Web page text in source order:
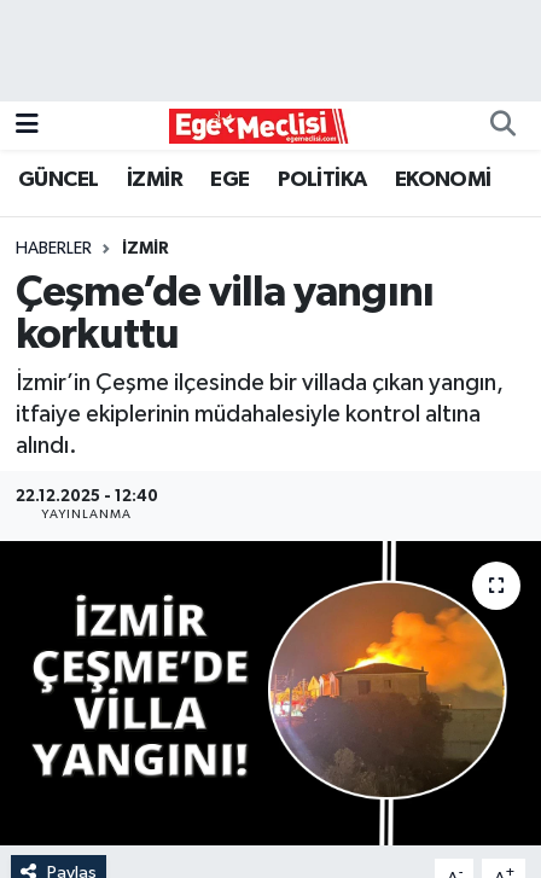
GÜNCEL İZMİR EGE POLİTİKA EKONOMİ
HABERLER İZMİR
Çeşme’de villa yangını
korkuttu
İzmir’in Çeşme ilçesinde bir villada çıkan yangın,
itfaiye ekiplerinin müdahalesiyle kontrol altına
alındı.
22.12.2025 - 12:40
YAYINLANMA
Paylaş - +
GÜNCEL
ÖZEL HABER
POLİTİKA
SPOR